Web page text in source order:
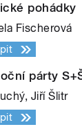
pohádky
Fischerová
párty
Jiří Šlitr